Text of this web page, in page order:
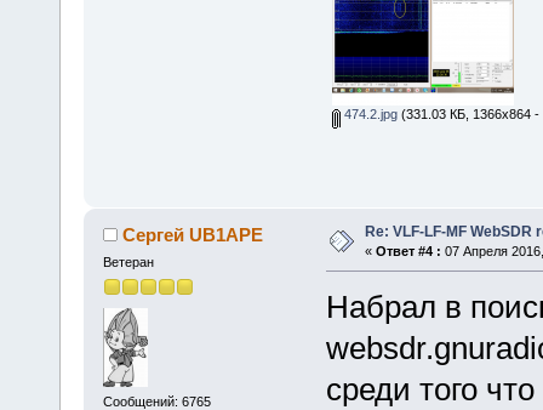
474.2.jpg(331.03 КБ, 1366x864 -
Сергей UB1APE
Ветеран
Сообщений: 6765
Re: VLF-LF-MF
« Ответ #4 : 07 Апреля
Набрал в
среди того